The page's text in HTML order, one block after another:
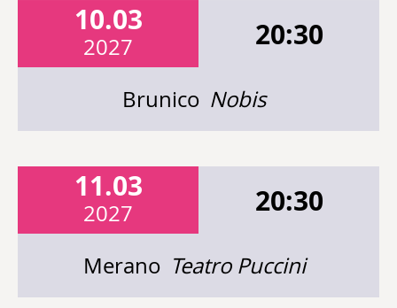
10.03
2027 20:30
Brunico Nobis
11.03
2027 20:30
Merano Teatro Puccini